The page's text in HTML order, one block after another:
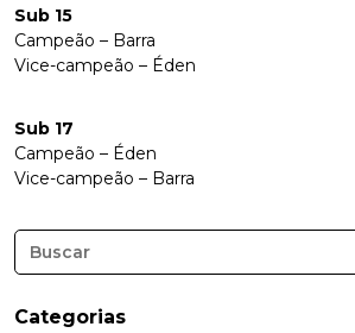
Sub 15
Campeão – Barra
Vice-campeão – Éden
Sub 17
Campeão – Éden
Vice-campeão – Barra
Categorias